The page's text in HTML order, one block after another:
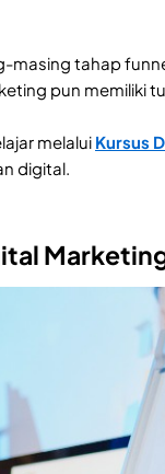
tahap
pun memiliki
melalui Kursus
digital.